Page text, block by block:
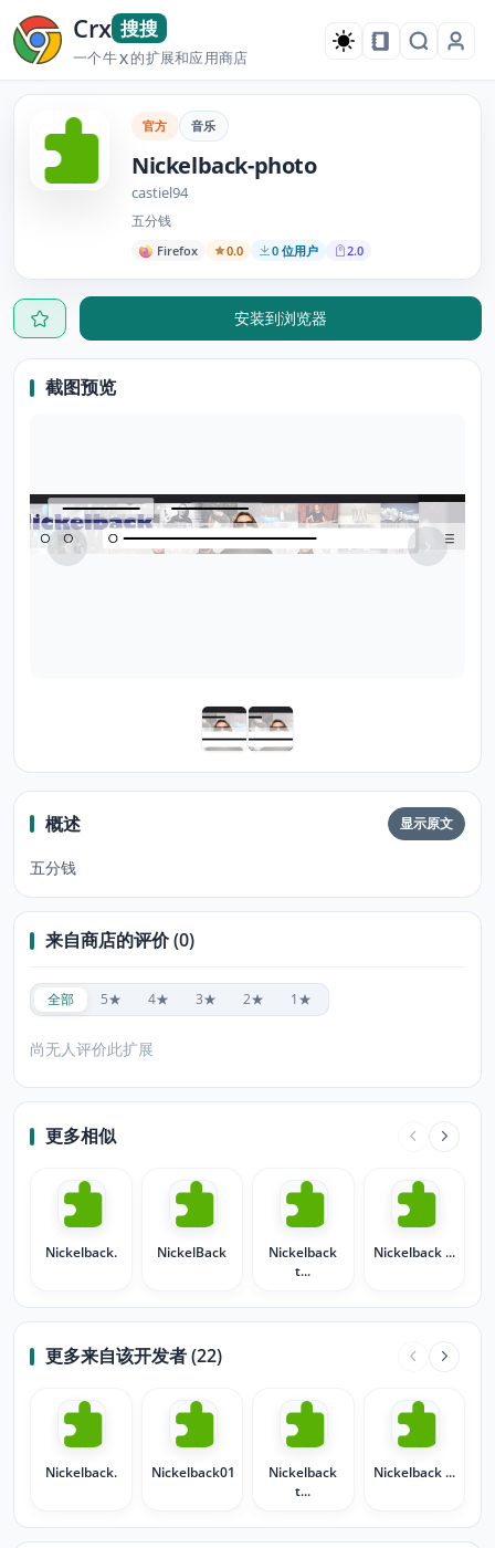
Crx 搜搜
一个牛X的扩展和应用商店
官方 音乐
Nickelback-photo
castiel94
五分钱
Firefox 0.0 0 位用户 2.0
安装到浏览器
截图预览
概述 显示原文
五分钱
来自商店的评价 (0)
全部 5★ 4★ 3★ 2★ 1★
尚无人评价此扩展
更多相似
Nickelback. NickelBack
Nickelback
t...
Nickelback ...
更多来自该开发者 (22)
Nickelback. Nickelback01
Nickelback
t...
Nickelback ...